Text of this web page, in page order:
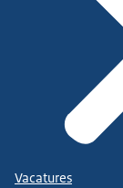
Vacatures